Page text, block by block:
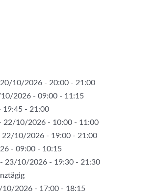
10/2026 - 20:00 - 21:00
2026 - 09:00 - 11:15
- 21:00
22/10/2026 - 10:00 - 11:00
22/10/2026 - 19:00 - 21:00
- 09:00 - 10:15
- 23/10/2026 - 19:30 - 21:30
10/2026 - 17:00 - 18:15